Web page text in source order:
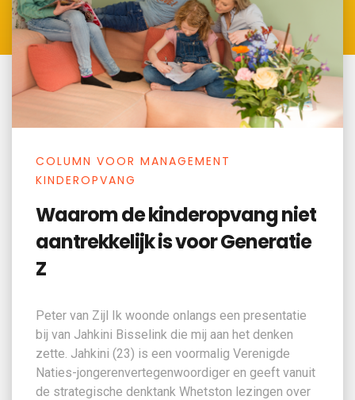
Kinderopvang
Personeelsplanning
Kindplanning
Ouderportaal
Klantervaringen
Actueel
Vacatures
COLUMN VOOR MANAGEMENT
KINDEROPVANG
Waarom de kinderopvang niet
aantrekkelijk is voor Generatie
Z
Peter van Zijl Ik woonde onlangs een presentatie
bij van Jahkini Bisselink die mij aan het denken
zette. Jahkini (23) is een voormalig Verenigde
Naties-jongerenvertegenwoordiger en geeft vanuit
de strategische denktank Whetston lezingen over